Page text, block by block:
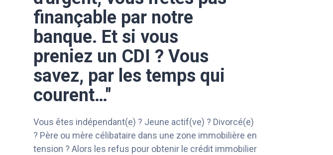
finançable par notre
banque. Et si vous
preniez un CDI ? Vous
savez, par les temps qui
courent…"
Vous êtes indépendant(e) ? Jeune actif(ve) ? Divorcé(e)
? Père ou mère célibataire dans une zone immobilière en
tension ? Alors les refus pour obtenir le crédit immobilier